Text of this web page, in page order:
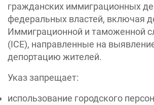
гражданских иммиграционных
федеральных властей, включая
Иммиграционной и таможенной
(ICE), направленные на
депортацию жителей.
Указ запрещает:
использование городского